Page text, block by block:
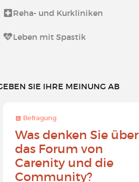
Reha- und Kurkliniken
Leben mit Spastik
SIE IHRE MEINUNG AB
Befragung
Was denken Sie über
das Forum von
Carenity und die
Community?